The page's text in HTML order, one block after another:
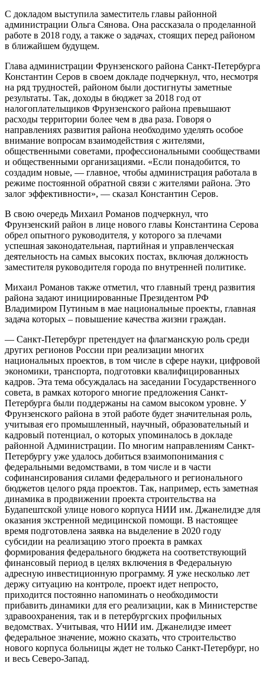
С докладом выступила заместитель главы районной
администрации Ольга Сянова. Она рассказала о проделанной
работе в 2018 году, а также о задачах, стоящих перед районом
в ближайшем будущем.
Глава администрации Фрунзенского района Санкт-Петербурга
Константин Серов в своем докладе подчеркнул, что, несмотря
на ряд трудностей, районом были достигнуты заметные
результаты. Так, доходы в бюджет за 2018 год от
налогоплательщиков Фрунзенского района превышают
расходы территории более чем в два раза. Говоря о
направлениях развития района необходимо уделять особое
внимание вопросам взаимодействия с жителями,
общественными советами, профессиональными сообществами
и общественными организациями. «Если понадобится, то
создадим новые, — главное, чтобы администрация работала в
режиме постоянной обратной связи с жителями района. Это
залог эффективности», — сказал Константин Серов.
В свою очередь Михаил Романов подчеркнул, что
Фрунзенский район в лице нового главы Константина Серова
обрел опытного руководителя, у которого за плечами
успешная законодательная, партийная и управленческая
деятельность на самых высоких постах, включая должность
заместителя руководителя города по внутренней политике.
Михаил Романов также отметил, что главный тренд развития
района задают инициированные Президентом РФ
Владимиром Путиным в мае национальные проекты, главная
задача которых – повышение качества жизни граждан.
— Санкт-Петербург претендует на флагманскую роль среди
других регионов России при реализации многих
национальных проектов, в том числе в сфере науки, цифровой
экономики, транспорта, подготовки квалифицированных
кадров. Эта тема обсуждалась на заседании Государственного
совета, в рамках которого многие предложения Санкт-
Петербурга были поддержаны на самом высоком уровне. У
Фрунзенского района в этой работе будет значительная роль,
учитывая его промышленный, научный, образовательный и
кадровый потенциал, о которых упоминалось в докладе
районной Администрации. По многим направлениям Санкт-
Петербургу уже удалось добиться взаимопонимания с
федеральными ведомствами, в том числе и в части
софинансирования силами федерального и регионального
бюджетов целого ряда проектов. Так, например, есть заметная
динамика в продвижении проекта строительства на
Будапештской улице нового корпуса НИИ им. Джанелидзе для
оказания экстренной медицинской помощи. В настоящее
время подготовлена заявка на выделение в 2020 году
субсидии на реализацию этого проекта в рамках
формирования федерального бюджета на соответствующий
финансовый период в целях включения в Федеральную
адресную инвестиционную программу. Я уже несколько лет
держу ситуацию на контроле, проект идет непросто,
приходится постоянно напоминать о необходимости
прибавить динамики для его реализации, как в Министерстве
здравоохранения, так и в петербургских профильных
ведомствах. Учитывая, что НИИ им. Джанелидзе имеет
федеральное значение, можно сказать, что строительство
нового корпуса больницы ждет не только Санкт-Петербург, но
и весь Северо-Запад.